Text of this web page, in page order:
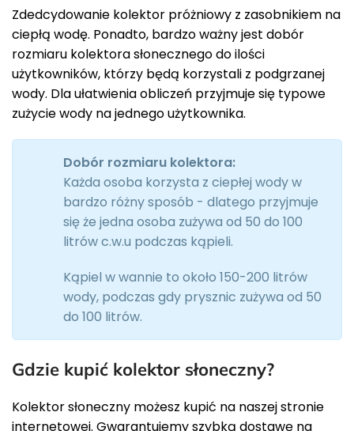
Zdedcydowanie kolektor próżniowy z zasobnikiem na
ciepłą wodę. Ponadto, bardzo ważny jest dobór
rozmiaru kolektora słonecznego do ilości
użytkowników, którzy będą korzystali z podgrzanej
wody. Dla ułatwienia obliczeń przyjmuje się typowe
zużycie wody na jednego użytkownika.
Dobór rozmiaru kolektora:
Każda osoba korzysta z ciepłej wody w
bardzo różny sposób - dlatego przyjmuje
się że jedna osoba zużywa od 50 do 100
litrów c.w.u podczas kąpieli.
Kąpiel w wannie to około 150-200 litrów
wody, podczas gdy prysznic zużywa od 50
do 100 litrów.
Gdzie kupić kolektor słoneczny?
Kolektor słoneczny możesz kupić na naszej stronie
internetowej. Gwarantujemy szybką dostawę na